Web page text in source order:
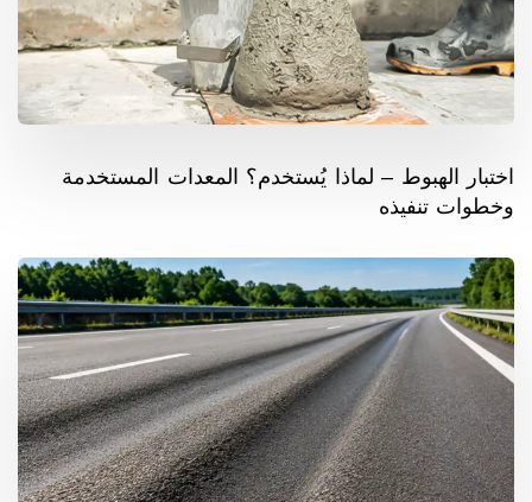
اختبار الهبوط – لماذا يُستخدم؟ المعدات المستخدمة
وخطوات تنفيذه